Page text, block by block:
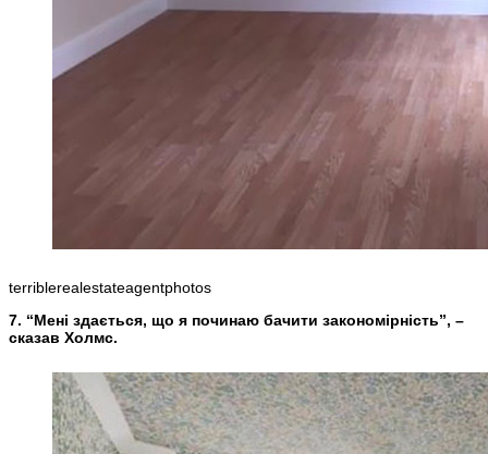
terriblerealestateagentphotos
7. “Мені здається, що я починаю бачити закономірність”, –
сказав Холмс.